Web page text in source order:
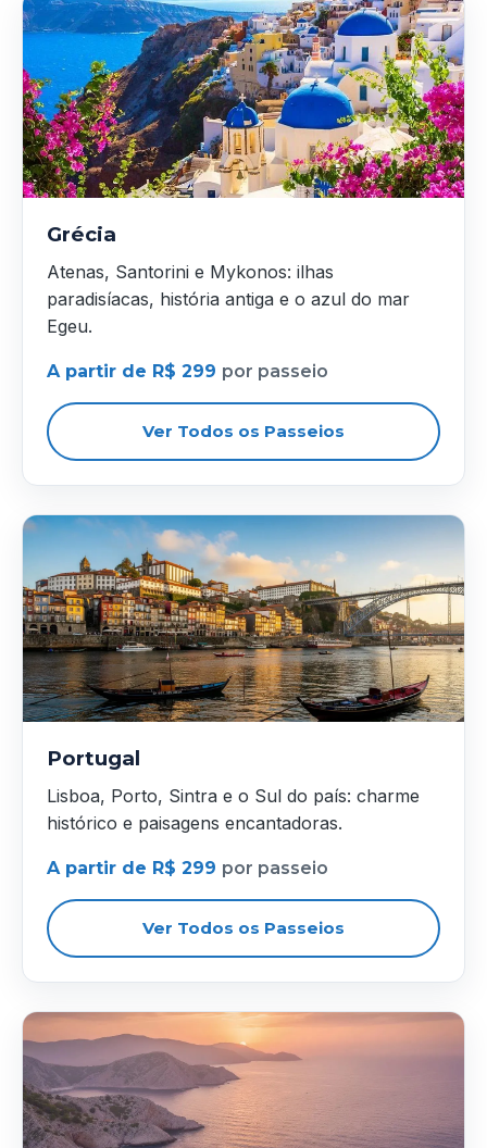
Grécia
Atenas, Santorini e Mykonos: ilhas
paradisíacas, história antiga e o azul do mar
Egeu.
A partir de R$ 299 por passeio
Ver Todos os Passeios
Portugal
Lisboa, Porto, Sintra e o Sul do país: charme
histórico e paisagens encantadoras.
A partir de R$ 299 por passeio
Ver Todos os Passeios